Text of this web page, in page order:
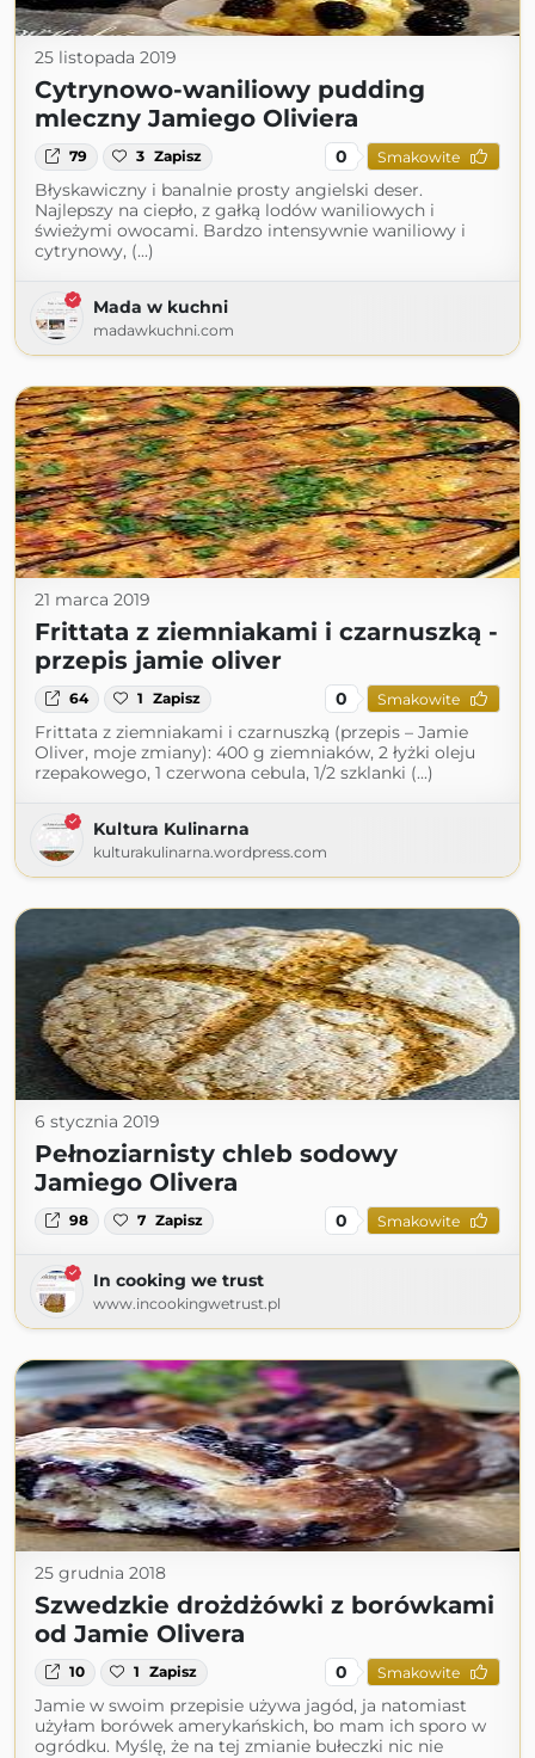
25 listopada 2019
Cytrynowo-waniliowy pudding
mleczny Jamiego Oliviera
79 3 Zapisz 0 Smakowite
Błyskawiczny i banalnie prosty angielski deser.
Najlepszy na ciepło, z gałką lodów waniliowych i
świeżymi owocami. Bardzo intensywnie waniliowy i
cytrynowy, (...)
Mada w kuchni
madawkuchni.com
21 marca 2019
Frittata z ziemniakami i czarnuszką -
przepis jamie oliver
64 1 Zapisz 0 Smakowite
Frittata z ziemniakami i czarnuszką (przepis – Jamie
Oliver, moje zmiany): 400 g ziemniaków, 2 łyżki oleju
rzepakowego, 1 czerwona cebula, 1/2 szklanki (...)
Kultura Kulinarna
kulturakulinarna.wordpress.com
6 stycznia 2019
Pełnoziarnisty chleb sodowy
Jamiego Olivera
98 7 Zapisz 0 Smakowite
In cooking we trust
www.incookingwetrust.pl
25 grudnia 2018
Szwedzkie drożdżówki z borówkami
od Jamie Olivera
10 1 Zapisz 0 Smakowite
Jamie w swoim przepisie używa jagód, ja natomiast
użyłam borówek amerykańskich, bo mam ich sporo w
ogródku. Myślę, że na tej zmianie bułeczki nic nie